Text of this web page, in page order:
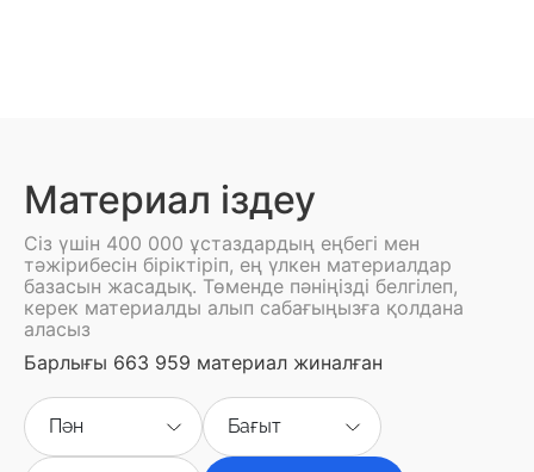
Материал іздеу
Сіз үшін 400 000 ұстаздардың еңбегі мен
тәжірибесін біріктіріп, ең үлкен материалдар
базасын жасадық. Төменде пәніңізді белгілеп,
керек материалды алып сабағыңызға қолдана
аласыз
Барлығы 663 959 материал жиналған
Пән Бағыт